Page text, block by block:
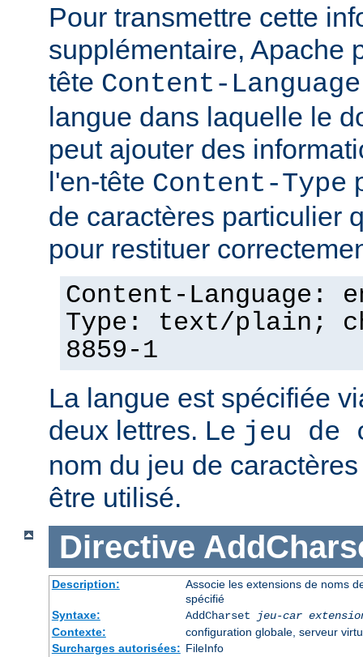
Pour transmettre cette
supplémentaire, Apache
tête Content-Language
langue dans laquelle le
peut ajouter des
l'en-tête Content-Type
de caractères particulier
pour restituer
Content-Language:
Type: text/plain;
8859-1
La langue est spécifiée
deux lettres. Le jeu de
nom du jeu de
être utilisé.
Directive
Description:
Associe les extensions de noms
spécifié
Syntaxe:
AddCharset jeu-car
Contexte:
configuration globale, serveur
Surcharges autorisées: FileInfo